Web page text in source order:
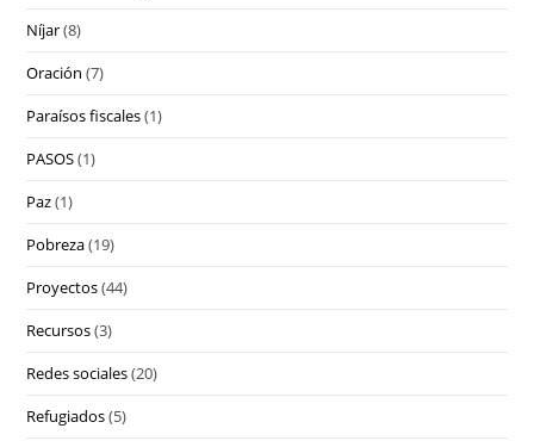
Níjar(8)
Oración (7)
Paraísos fiscales(1)
PASOS(1)
Paz(1)
Pobreza(19)
Proyectos(44)
Recursos(3)
Redes sociales(20)
Refugiados(5)